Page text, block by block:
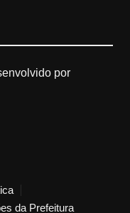
por
da Prefeitura